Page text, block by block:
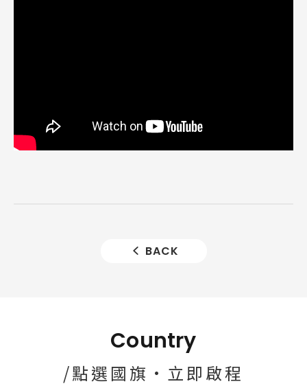
BACK
Country
/點選國旗·立即啟程